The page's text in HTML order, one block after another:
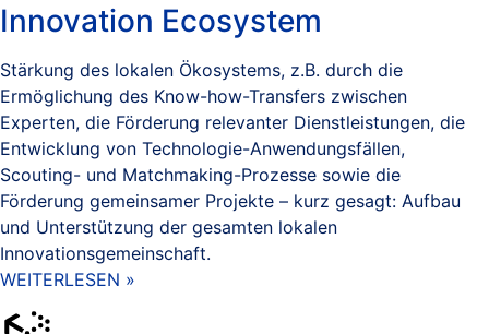
Innovation Ecosystem
Stärkung des lokalen Ökosystems, z.B. durch die
Ermöglichung des Know-how-Transfers zwischen
Experten, die Förderung relevanter Dienstleistungen, die
Entwicklung von Technologie-Anwendungsfällen,
Scouting- und Matchmaking-Prozesse sowie die
Förderung gemeinsamer Projekte – kurz gesagt: Aufbau
und Unterstützung der gesamten lokalen
Innovationsgemeinschaft.
WEITERLESEN »